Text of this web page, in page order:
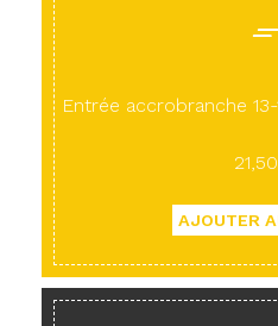
Entrée accrobranche